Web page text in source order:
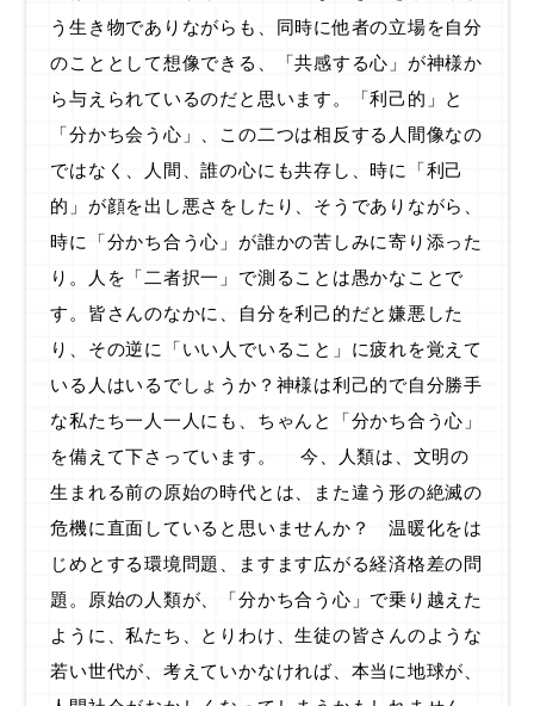
う生き物でありながらも、同時に他者の立場を自分
のこととして想像できる、「共感する心」が神様か
ら与えられているのだと思います。「利己的」と
「分かち会う心」、この二つは相反する人間像なの
ではなく、人間、誰の心にも共存し、時に「利己
的」が顔を出し悪さをしたり、そうでありながら、
時に「分かち合う心」が誰かの苦しみに寄り添った
り。人を「二者択一」で測ることは愚かなことで
す。皆さんのなかに、自分を利己的だと嫌悪した
り、その逆に「いい人でいること」に疲れを覚えて
いる人はいるでしょうか？神様は利己的で自分勝手
な私たち一人一人にも、ちゃんと「分かち合う心」
を備えて下さっています。 今、人類は、文明の
生まれる前の原始の時代とは、また違う形の絶滅の
危機に直面していると思いませんか？ 温暖化をは
じめとする環境問題、ますます広がる経済格差の問
題。原始の人類が、「分かち合う心」で乗り越えた
ように、私たち、とりわけ、生徒の皆さんのような
若い世代が、考えていかなければ、本当に地球が、